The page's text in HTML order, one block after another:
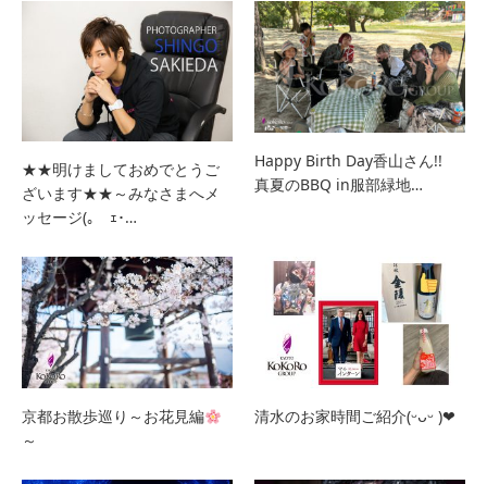
★★明けましておめでとうご
ざいます★★～みなさまへメ
ッセージ(｡ゝｪ･…
Happy Birth Day香山さん!!
真夏のBBQ in服部緑地…
京都お散歩巡り～お花見編
～
清水のお家時間ご紹介(ᵕᴗᵕ )❤︎